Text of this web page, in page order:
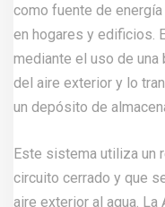
como fuente de
en hogares y edificios.
mediante el uso de una
del aire exterior y lo
un depósito de
Este sistema utiliza un
circuito cerrado y que
aire exterior al agua. La